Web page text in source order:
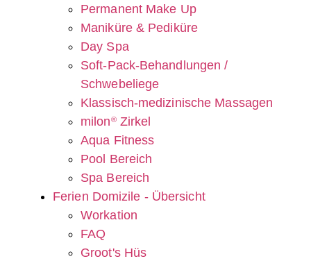
Permanent Make Up
Maniküre & Pediküre
Day Spa
Soft-Pack-Behandlungen /
Schwebeliege
Klassisch-medizinische Massagen
milon®Zirkel
Aqua Fitness
Pool Bereich
Spa Bereich
Ferien Domizile - Übersicht
Workation
FAQ
Groot's Hüs